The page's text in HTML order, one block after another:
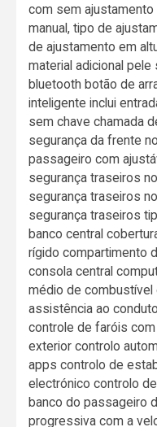
com sem
manual, tipo de
de ajustamento em
material adicional pele
bluetooth botão de
inteligente inclui
sem chave chamada
segurança da frente
passageiro com
segurança traseiros
segurança traseiros
segurança traseiros
banco central
rígido compartimento
consola central
médio de combustível
assistência ao
controle de faróis
exterior controlo
apps controlo de
electrónico controlo
banco do passageiro
progressiva com a